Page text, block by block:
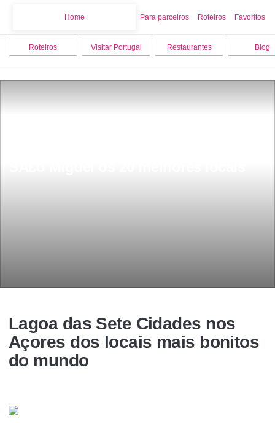
Home Para parceiros Roteiros Favoritos
Roteiros Visitar Portugal Restaurantes Blog
Lagoa das Sete Cidades nos
Açores dos locais mais bonitos
do mundo